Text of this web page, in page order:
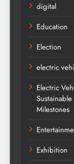
digital
Education
Election
electric
Electric
Milestones
Exhibition